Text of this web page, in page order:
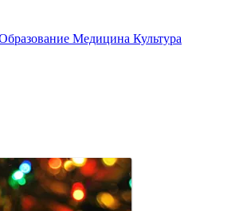
Медицина Культура